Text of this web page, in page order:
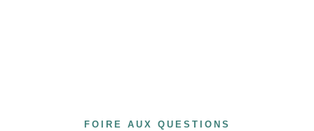
FOIRE AUX QUESTIONS